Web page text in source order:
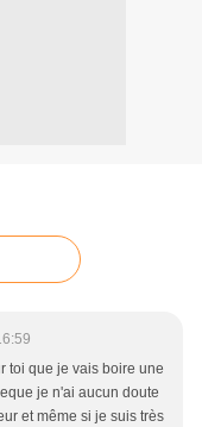
toi que je vais boire une
je n'ai aucun doute
et même si je suis très